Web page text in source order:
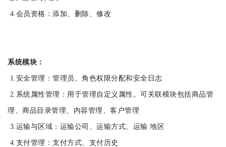
4.会员资格：添加、删除、修改
系统模块：
1.安全管理：管理员、角色权限分配和安全日志
2.系统属性管理：用于管理自定义属性。可关联模块包括商品管
理、商品目录管理、内容管理、客户管理
3.运输与区域：运输公司、运输方式、运输 地区
4.支付管理：支付方式、支付历史